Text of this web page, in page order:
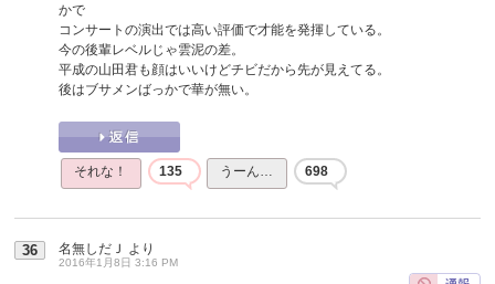
かで
コンサートの演出では高い評価で才能を発揮している。
今の後輩レベルじゃ雲泥の差。
平成の山田君も顔はいいけどチビだから先が見えてる。
後はブサメンばっかで華が無い。
それな！ 135 うーん… 698
36 名無しだＪ より
2016年1月8日 3:16 PM